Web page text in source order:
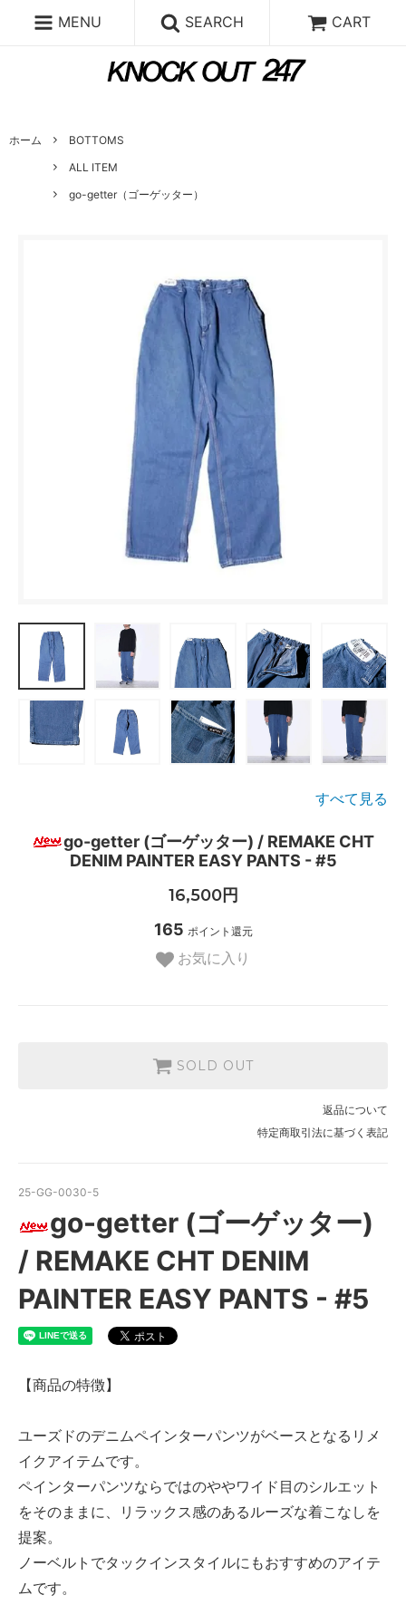
MENU SEARCH CART
ホーム
BOTTOMS
ALL ITEM
go-getter（ゴーゲッター）
すべて見る
go-getter (ゴーゲッター) / REMAKE CHT
DENIM PAINTER EASY PANTS - #5
16,500円
165 ポイント還元
お気に入り
SOLD OUT
返品について
特定商取引法に基づく表記
25-GG-0030-5
go-getter (ゴーゲッター)
/ REMAKE CHT DENIM
PAINTER EASY PANTS - #5
【商品の特徴】
ユーズドのデニムペインターパンツがベースとなるリメ
イクアイテムです。
ペインターパンツならではのややワイド目のシルエット
をそのままに、リラックス感のあるルーズな着こなしを
提案。
ノーベルトでタックインスタイルにもおすすめのアイテ
ムです。